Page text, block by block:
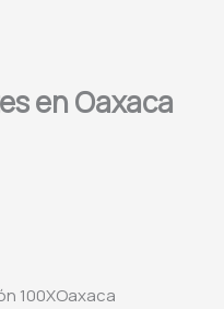
en Oaxaca
100XOaxaca